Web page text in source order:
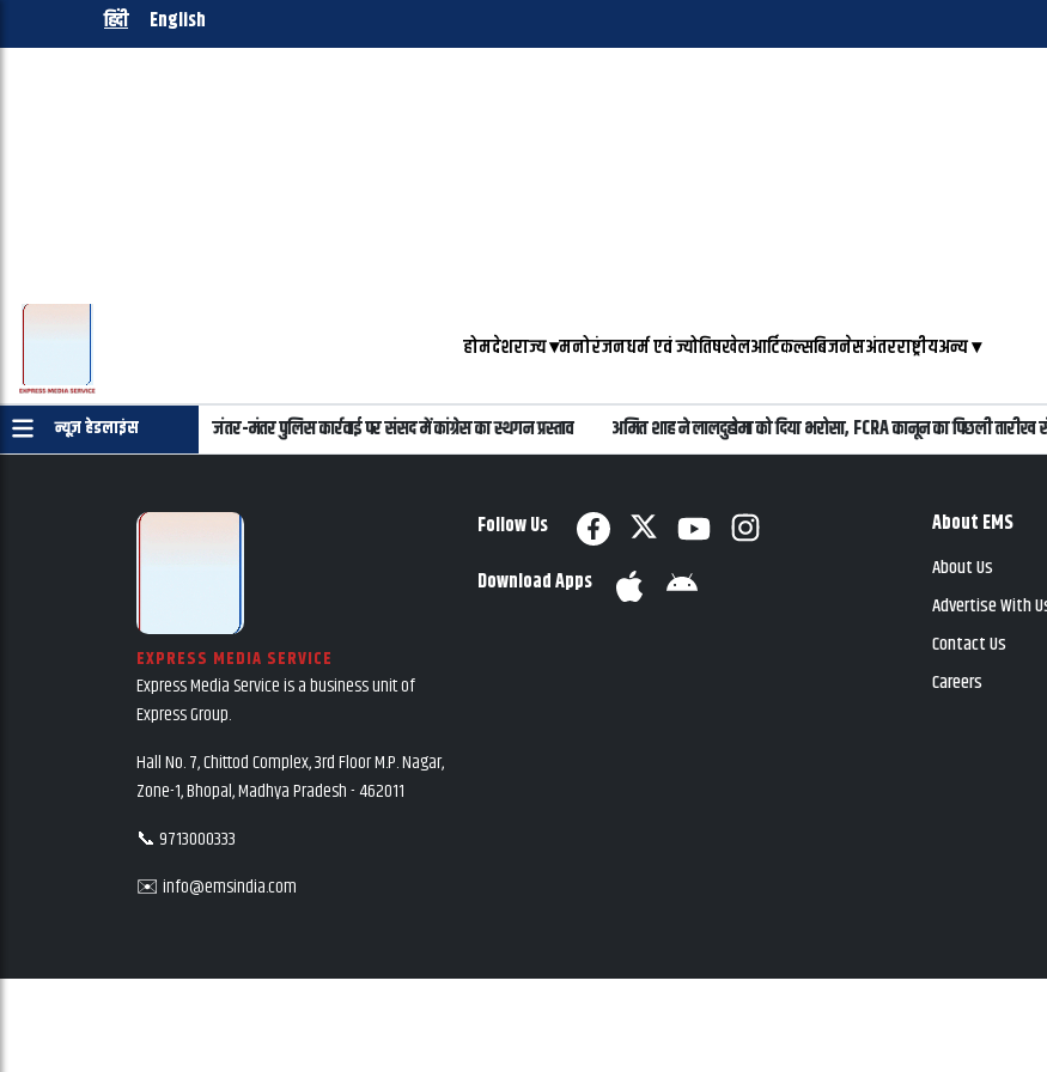
हिंदी English
होमदेशराज्य▾मनोरंजनधर्म एवं ज्योतिषखेलआर्टिकल्सबिजनेसअंतरराष्ट्रीयअन्य▾
न्यूज़ हेडलाइंस
मामले का कानूनी अध्याय जंतर-मंतर पुलिस कार्रवाई पर संसद में कांग्रेस का स्थगन प्रस्ताव अमित शाह ने लालदुहोमा को दिया भरोसा, FCRA कानून का पिछली तारीख से
EXPRESS MEDIA SERVICE
Express Media Service is a business unit of
Express Group.
Hall No. 7, Chittod Complex, 3rd Floor M.P. Nagar,
Zone-1, Bhopal, Madhya Pradesh - 462011
📞 9713000333
✉️ info@emsindia.com
Follow Us
Download Apps
About EMS
About Us
Advertise With
Contact Us
Careers